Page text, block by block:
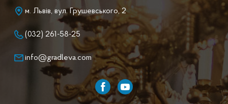
м. Львів, вул. Грушевського, 2
(032) 261-58-25
info@gradleva.com